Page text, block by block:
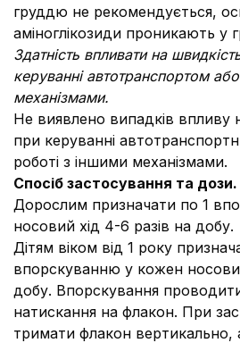
груддю не рекомендується,
аміноглікозиди проникають у
Здатність впливати на
керуванні автотранспортом
механізмами.
Не виявлено випадків впливу
при керуванні
роботі з іншими механізмами.
Спосіб застосування та дози.
Дорослим призначати по 1
носовий хід 4-6 разів на добу.
Дітям віком від 1 року
впорскуванню у кожен
добу. Впорскування
натискання на флакон. При
тримати флакон вертикально,